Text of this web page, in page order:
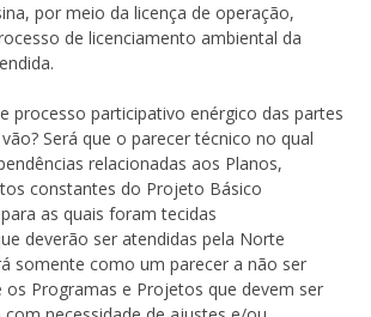
por meio da licença de operação,
de licenciamento ambiental da
processo participativo enérgico das partes
Será que o parecer técnico no qual
relacionadas aos Planos,
constantes do Projeto Básico
as quais foram tecidas
deverão ser atendidas pela Norte
somente como um parecer a não ser
os Programas e Projetos que devem ser